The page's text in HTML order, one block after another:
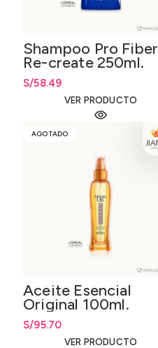
Shampoo Pro Fiber
Re-create 250ml.
S/58.49
VER PRODUCTO
AGOTADO
Aceite Esencial
Original 100ml.
S/95.70
VER PRODUCTO